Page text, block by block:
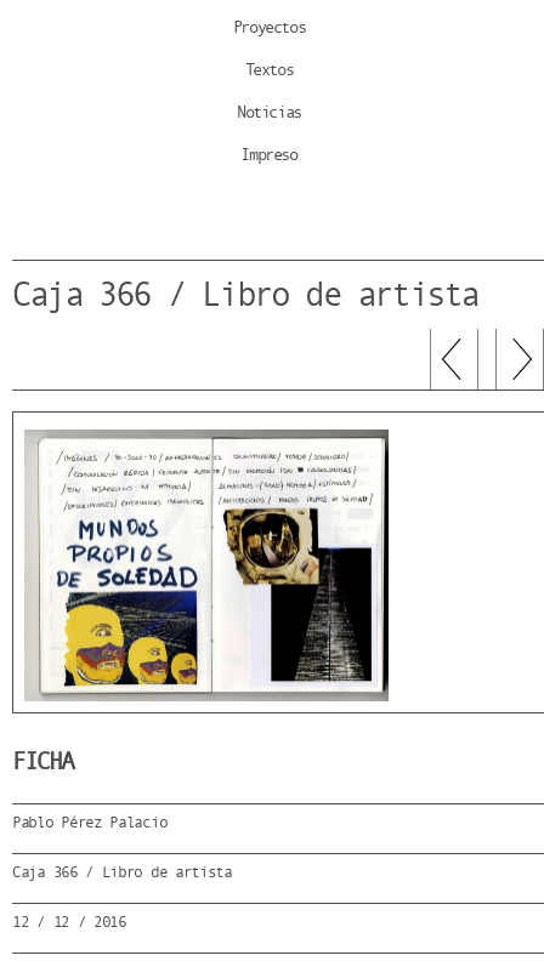
Proyectos
Textos
Noticias
Impreso
Caja 366 / Libro de artista
FICHA
Pablo Pérez Palacio
Caja 366 / Libro de artista
12 / 12 / 2016